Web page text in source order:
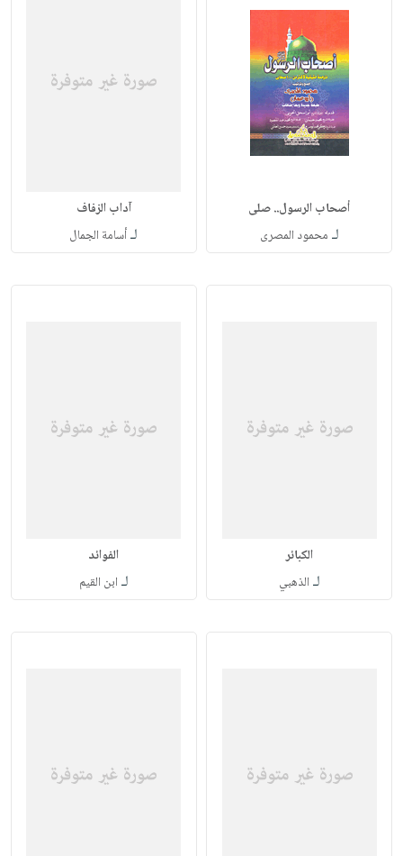
أصحاب الرسول.. صلى
لـ محمود المصرى
آداب الزفاف
لـأسامة الجمال
الكبائر
لـ الذهبي
الفوائد
لـ ابن القيم